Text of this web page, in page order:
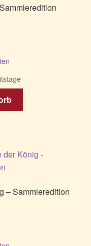
– Sammleredition